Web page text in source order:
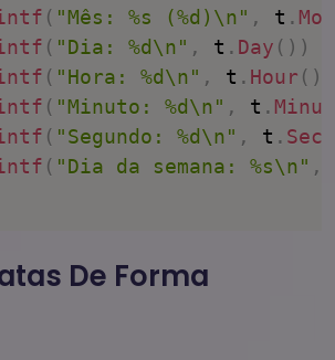
( "Mês: %s (%d)\n" , t .
( "Dia: %d\n" , t . Day ( ) )
( "Hora: %d\n" , t . Hour ( )
( "Minuto: %d\n" , t .
( "Segundo: %d\n" , t .
( "Dia da semana: %s\n" ,
De Forma